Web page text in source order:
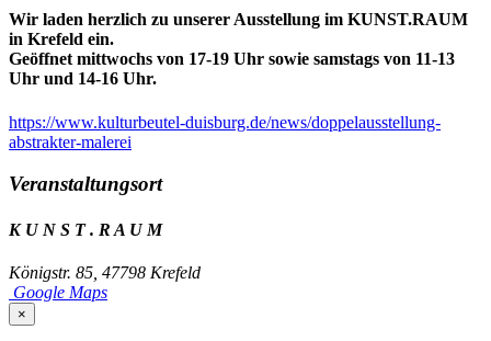
Wir laden herzlich zu unserer Ausstellung im KUNST.RAUM
in Krefeld ein.
Geöffnet mittwochs von 17-19 Uhr sowie samstags von 11-13
Uhr und 14-16 Uhr.
https://www.kulturbeutel-duisburg.de/news/doppelausstellung-
abstrakter-malerei
Veranstaltungsort
K U N S T . R A U M
Königstr. 85, 47798 Krefeld
Google Maps
×